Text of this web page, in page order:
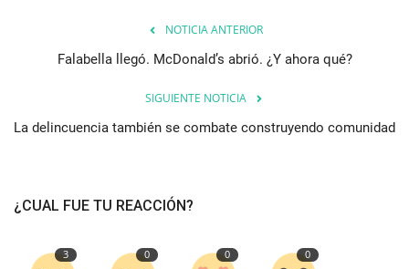
NOTICIA ANTERIOR
Falabella llegó. McDonald’s abrió. ¿Y ahora qué?
SIGUIENTE NOTICIA
La delincuencia también se combate construyendo comunidad
¿CUAL FUE TU REACCIÓN?
3 0 0 0